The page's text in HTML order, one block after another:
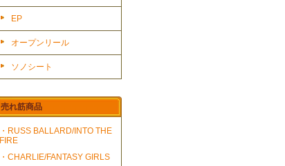
EP
オープンリール
ソノシート
売れ筋商品
・RUSS BALLARD/INTO THE
FIRE
・CHARLIE/FANTASY GIRLS